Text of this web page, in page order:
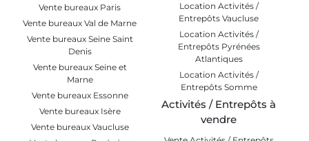
Vente bureaux Paris
Vente bureaux Val de Marne
Vente bureaux Seine Saint
Denis
Vente bureaux Seine et
Marne
Vente bureaux Essonne
Vente bureaux Isère
Vente bureaux Vaucluse
Location Activités /
Entrepôts Vaucluse
Location Activités /
Entrepôts Pyrénées
Atlantiques
Location Activités /
Entrepôts Somme
Activités / Entrepôts à
vendre